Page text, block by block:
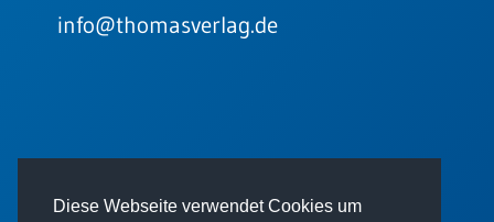
Diese Webseite verwendet Cookies um
info@thomasverlag.de